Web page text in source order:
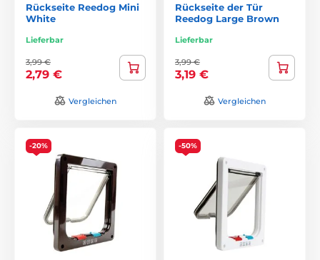
Rückseite Reedog Mini
White
Lieferbar
3,99 €
2,79 €
Vergleichen
Rückseite der Tür
Reedog Large Brown
Lieferbar
3,99 €
3,19 €
Vergleichen
-20% -50%